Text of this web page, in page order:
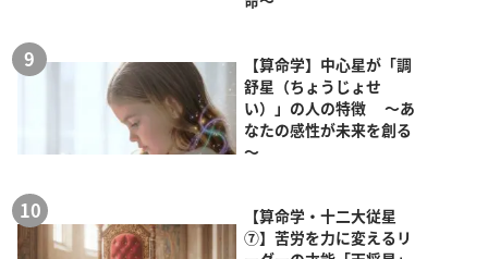
【算命学】中心星が「調
舒星（ちょうじょせ
い）」の人の特徴 ～あ
なたの感性が未来を創る
～
【算命学・十二大従星
⑦】苦労を力に変えるリ